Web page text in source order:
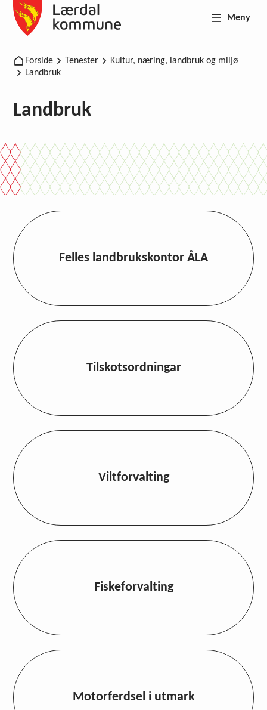
Meny
Du er her:
Forside Tenester
Kultur, næring, landbruk og miljø
Landbruk
Landbruk
Felles landbrukskontor ÅLA
Tilskotsordningar
Viltforvalting
Fiskeforvalting
Motorferdsel i utmark